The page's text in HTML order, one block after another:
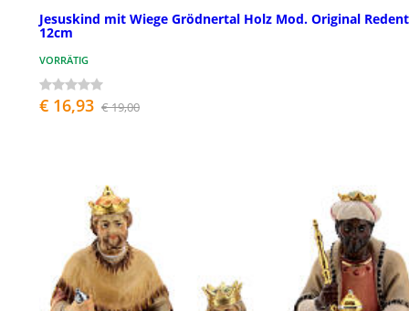
Jesuskind mit Wiege Grödnertal Holz Mod. Original
12cm
VORRÄTIG
€ 16,93 € 19,00